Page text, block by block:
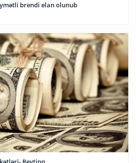
brendi elan olunub